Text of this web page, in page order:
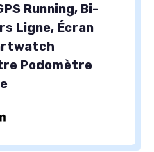
Running, Bi-
Ligne, Écran
Podomètre